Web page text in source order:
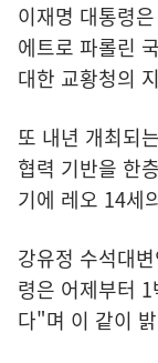
이재명 대통령
에트로 파롤린
대한 교황청의
또 내년 개최되
협력 기반을 한
기에 레오 14세
강유정 수석대
령은 어제부터
다"며 이 같이